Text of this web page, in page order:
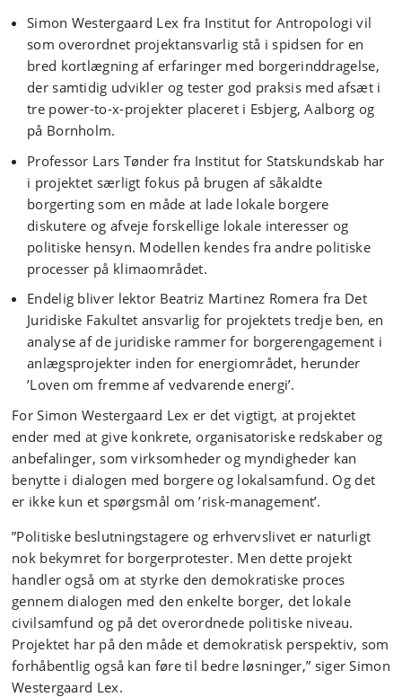
Simon Westergaard Lex fra Institut for Antropologi vil
som overordnet projektansvarlig stå i spidsen for en
bred kortlægning af erfaringer med borgerinddragelse,
der samtidig udvikler og tester god praksis med afsæt i
tre power-to-x-projekter placeret i Esbjerg, Aalborg og
på Bornholm.
Professor Lars Tønder fra Institut for Statskundskab har
i projektet særligt fokus på brugen af såkaldte
borgerting som en måde at lade lokale borgere
diskutere og afveje forskellige lokale interesser og
politiske hensyn. Modellen kendes fra andre politiske
processer på klimaområdet.
Endelig bliver lektor Beatriz Martinez Romera fra Det
Juridiske Fakultet ansvarlig for projektets tredje ben, en
analyse af de juridiske rammer for borgerengagement i
anlægsprojekter inden for energiområdet, herunder
’Loven om fremme af vedvarende energi’.
For Simon Westergaard Lex er det vigtigt, at projektet
ender med at give konkrete, organisatoriske redskaber og
anbefalinger, som virksomheder og myndigheder kan
benytte i dialogen med borgere og lokalsamfund. Og det
er ikke kun et spørgsmål om ’risk-management’.
”Politiske beslutningstagere og erhvervslivet er naturligt
nok bekymret for borgerprotester. Men dette projekt
handler også om at styrke den demokratiske proces
gennem dialogen med den enkelte borger, det lokale
civilsamfund og på det overordnede politiske niveau.
Projektet har på den måde et demokratisk perspektiv, som
forhåbentlig også kan føre til bedre løsninger,” siger Simon
Westergaard Lex.